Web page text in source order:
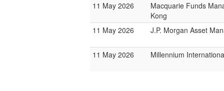
11 May 2026
Macquarie Funds
Kong
11 May 2026
J.P. Morgan Asset
11 May 2026 Millennium